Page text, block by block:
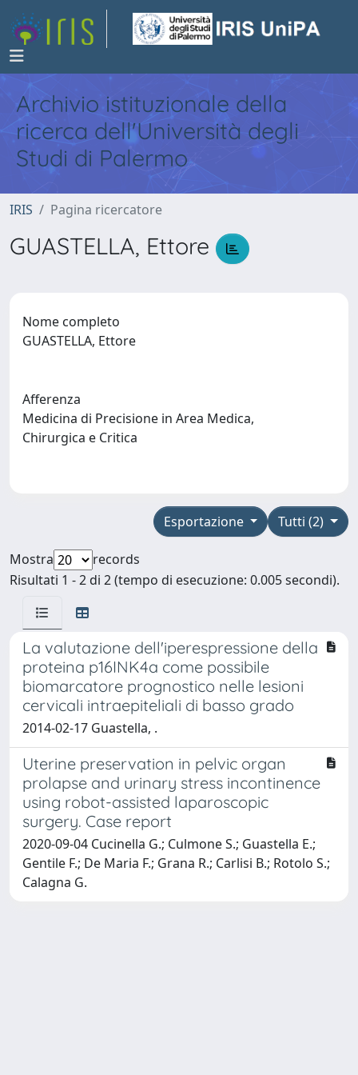
Archivio istituzionale della
ricerca dell'Università degli
Studi di Palermo
IRIS Pagina ricercatore
GUASTELLA, Ettore
Nome completo
GUASTELLA, Ettore
Afferenza
Medicina di Precisione in Area Medica,
Chirurgica e Critica
Tutti (2)
Esportazione
Mostra
records
Risultati 1 - 2 di 2 (tempo di esecuzione: 0.005 secondi).
La valutazione dell'iperespressione della
proteina p16INK4a come possibile
biomarcatore prognostico nelle lesioni
cervicali intraepiteliali di basso grado
2014-02-17 Guastella, .
Uterine preservation in pelvic organ
prolapse and urinary stress incontinence
using robot-assisted laparoscopic
surgery. Case report
2020-09-04 Cucinella G.; Culmone S.; Guastella E.;
Gentile F.; De Maria F.; Grana R.; Carlisi B.; Rotolo S.;
Calagna G.